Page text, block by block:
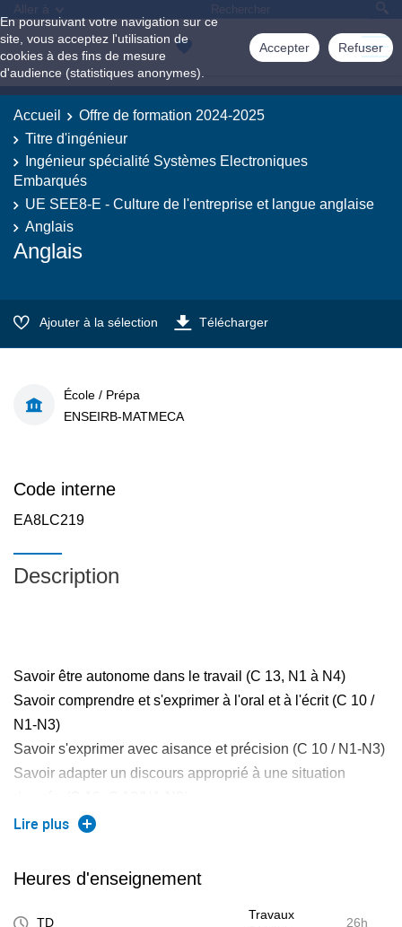
En poursuivant votre navigation sur ce
site, vous acceptez l'utilisation de
cookies à des fins de mesure
d'audience (statistiques anonymes).
Accepter Refuser
Aller à
Accueil
Offre de formation 2024-2025
Titre d'ingénieur
Ingénieur spécialité Systèmes Electroniques
Embarqués
UE SEE8-E - Culture de l'entreprise et langue anglaise
Anglais
Anglais
Ajouter à la sélection Télécharger
École / Prépa
ENSEIRB-MATMECA
Code interne
EA8LC219
Description
Savoir être autonome dans le travail (C 13, N1 à N4)
Savoir comprendre et s'exprimer à l'oral et à l'écrit (C 10 /
N1-N3)
Savoir s'exprimer avec aisance et précision (C 10 / N1-N3)
Savoir adapter un discours approprié à une situation
Appréhender/acquérir le discours scientifique en anglais
Atteindre au moins le niveau A2 -B1 du cadre européen
Lire plus
Heures d'enseignement
TD
Travaux
26h